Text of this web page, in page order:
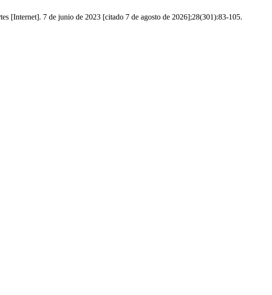
[Internet]. 7 de junio de 2023 [citado 7 de agosto de 2026];28(301):83-105.